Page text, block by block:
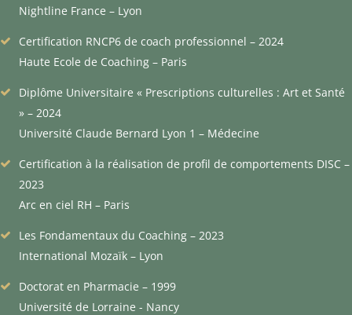
Nightline France – Lyon
Certification RNCP6 de coach professionnel – 2024
Haute Ecole de Coaching – Paris
Diplôme Universitaire « Prescriptions culturelles : Art et Santé
» – 2024
Université Claude Bernard Lyon 1 – Médecine
Certification à la réalisation de profil de comportements DISC –
2023
Arc en ciel RH – Paris
Les Fondamentaux du Coaching – 2023
International Mozaïk – Lyon
Doctorat en Pharmacie – 1999
Université de Lorraine - Nancy